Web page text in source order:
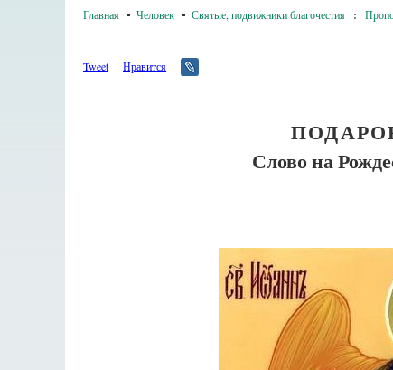
Главная Человек Святые, подвижники благочестия :
Tweet Нравится
Слово на